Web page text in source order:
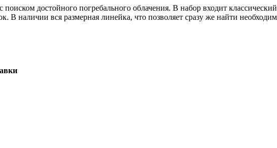
достойного погребального облачения. В набор входит
В наличии вся размерная линейка, что позволяет сразу же найти